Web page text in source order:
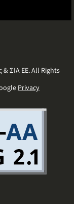
ΣΙΑ ΕΕ. All Rights
Privacy